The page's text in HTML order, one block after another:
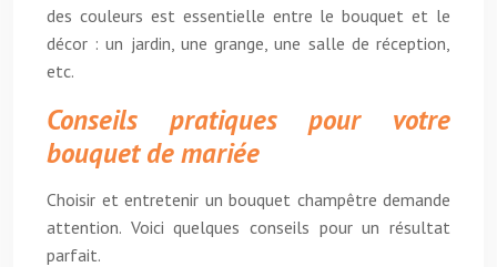
des couleurs est essentielle entre le bouquet et le
décor : un jardin, une grange, une salle de réception,
etc.
Conseils pratiques pour votre
bouquet de mariée
Choisir et entretenir un bouquet champêtre demande
attention. Voici quelques conseils pour un résultat
parfait.